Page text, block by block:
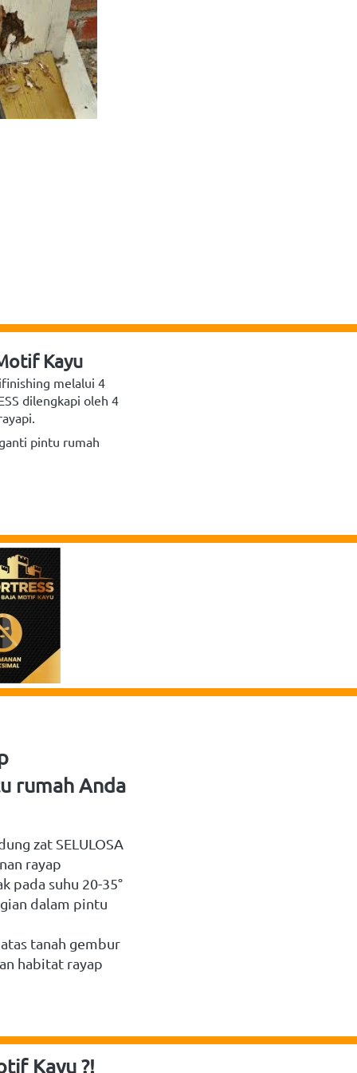
Kayu
melalui 4
dilengkapi oleh 4
pintu rumah
rumah Anda
zat SELULOSA
rayap
pada suhu 20-35°
dalam pintu
tanah gembur
habitat rayap
Kayu ?!